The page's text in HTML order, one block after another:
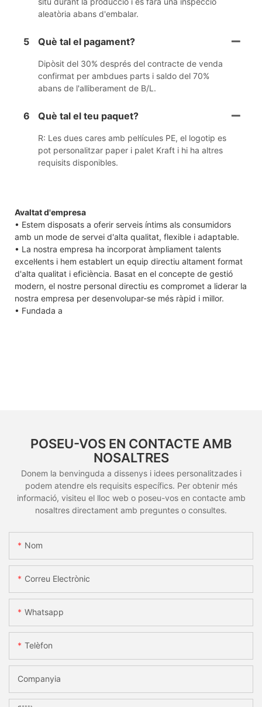
aleatòria abans d'embalar.
5 Què tal el pagament?
Dipòsit del 30% després del contracte de venda
confirmat per ambdues parts i saldo del 70%
abans de l'alliberament de B/L.
6 Què tal el teu paquet?
R: Les dues cares amb pel·lícules PE, el logotip es
pot personalitzar paper i palet Kraft i hi ha altres
requisits disponibles.
Avaltat d'empresa
• Estem disposats a oferir serveis íntims als consumidors
amb un mode de servei d'alta qualitat, flexible i adaptable.
• La nostra empresa ha incorporat àmpliament talents
excel·lents i hem establert un equip directiu altament format
d'alta qualitat i eficiència. Basat en el concepte de gestió
modern, el nostre personal directiu es compromet a liderar la
nostra empresa per desenvolupar-se més ràpid i millor.
• Fundada a
POSEU-VOS EN CONTACTE AMB
NOSALTRES
Donem la benvinguda a dissenys i idees personalitzades i
podem atendre els requisits específics. Per obtenir més
informació, visiteu el lloc web o poseu-vos en contacte amb
nosaltres directament amb preguntes o consultes.
Nom
Correu Electrònic
Whatsapp
Telèfon
Companyia